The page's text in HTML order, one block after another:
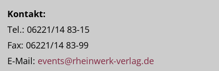
Kontakt:
Tel.: 06221/14 83-15
Fax: 06221/14 83-99
E-Mail: events@rheinwerk-verlag.de